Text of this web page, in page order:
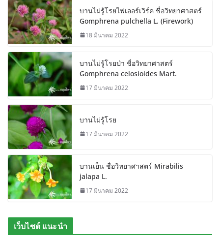
บานไม่รู้โรยไฟเออร์เวิร์ค ชื่อวิทยาศาสตร์
Gomphrena pulchella L. (Firework)
18 มีนาคม 2022
บานไม่รู้โรยป่า ชื่อวิทยาศาสตร์
Gomphrena celosioides Mart.
17 มีนาคม 2022
บานไม่รู้โรย
17 มีนาคม 2022
บานเย็น ชื่อวิทยาศาสตร์ Mirabilis
jalapa L.
17 มีนาคม 2022
เว็บไซต์ แนะนำ